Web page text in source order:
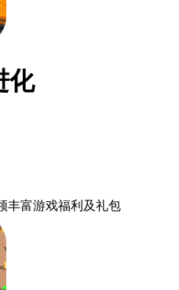
化
丰富游戏福利 及礼包